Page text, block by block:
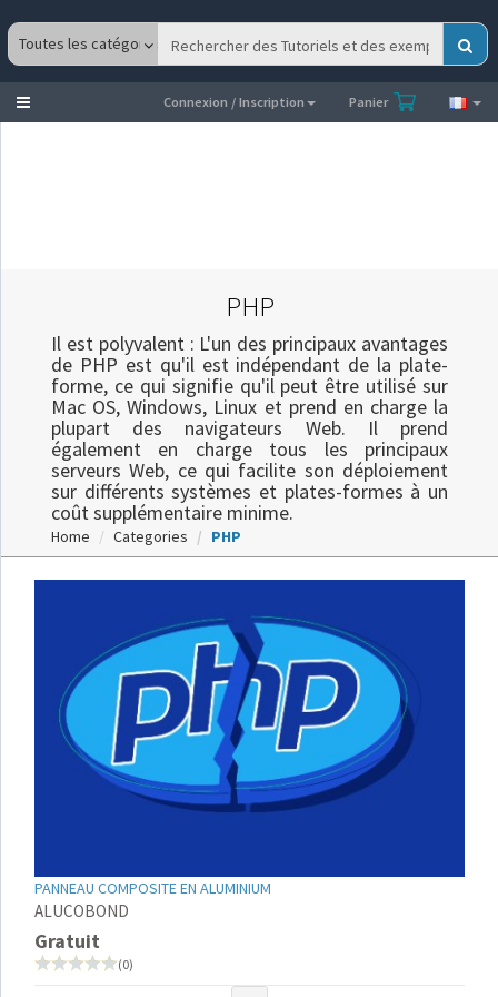
Toggle
navigation
Connexion / Inscription Panier
PHP
Il est polyvalent : L'un des principaux avantages
de PHP est qu'il est indépendant de la plate-
forme, ce qui signifie qu'il peut être utilisé sur
Mac OS, Windows, Linux et prend en charge la
plupart des navigateurs Web. Il prend
également en charge tous les principaux
serveurs Web, ce qui facilite son déploiement
sur différents systèmes et plates-formes à un
coût supplémentaire minime.
Home Categories PHP
PANNEAU COMPOSITE EN ALUMINIUM
ALUCOBOND
Gratuit
(0)